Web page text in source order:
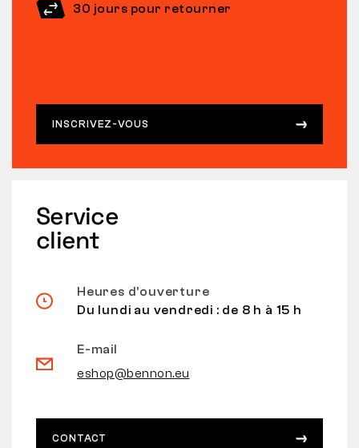
30 jours pour retourner
INSCRIVEZ-VOUS
Service
client
Heures d’ouverture
Du lundi au vendredi : de 8 h à 15 h
E-mail
eshop@bennon.eu
CONTACT